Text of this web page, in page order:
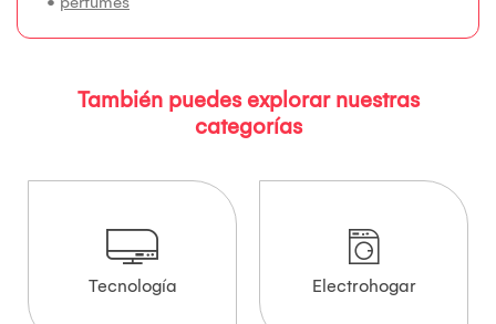
También puedes explorar nuestras
categorías
Tecnología Electrohogar